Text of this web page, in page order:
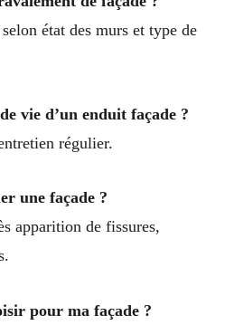
état des murs et type de
vie d’un enduit façade ?
régulier.
une façade ?
apparition de fissures,
pour ma façade ?